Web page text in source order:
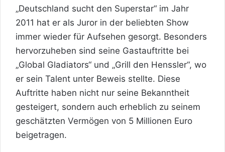
„Deutschland sucht den Superstar“ im Jahr
2011 hat er als Juror in der beliebten Show
immer wieder für Aufsehen gesorgt. Besonders
hervorzuheben sind seine Gastauftritte bei
„Global Gladiators“ und „Grill den Henssler“, wo
er sein Talent unter Beweis stellte. Diese
Auftritte haben nicht nur seine Bekanntheit
gesteigert, sondern auch erheblich zu seinem
geschätzten Vermögen von 5 Millionen Euro
beigetragen.